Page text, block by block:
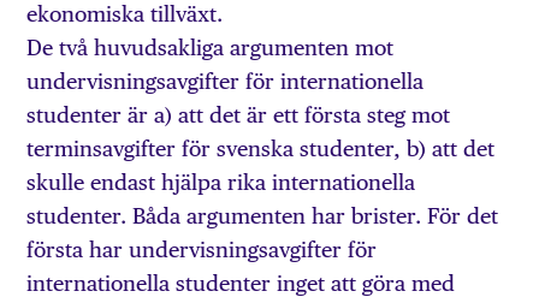
ekonomiska tillväxt.
De två huvudsakliga argumenten mot
undervisningsavgifter för internationella
studenter är a) att det är ett första steg mot
terminsavgifter för svenska studenter, b) att det
skulle endast hjälpa rika internationella
studenter. Båda argumenten har brister. För det
första har undervisningsavgifter för
internationella studenter inget att göra med